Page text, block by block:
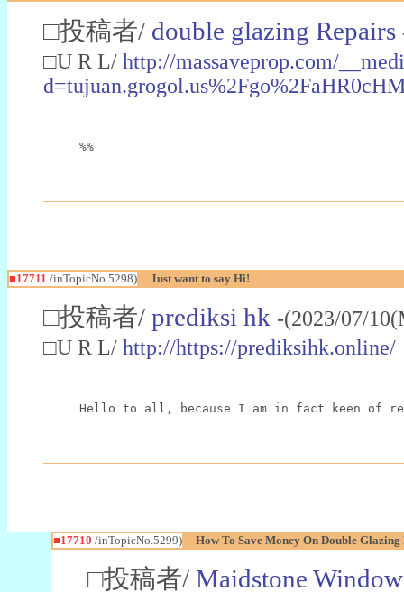
□投稿者/ double glazing Repairs
□U R L/ http://massaveprop.com/
%%
■17711 /inTopicNo.5298) Just want to say Hi!
□投稿者/ prediksi hk -(2023/07/
□U R L/ http://https://prediksihk.online/
Hello to all, because I am in fact keen of
■17710 /inTopicNo.5299) How To Save Money On Double
□投稿者/ Maidstone